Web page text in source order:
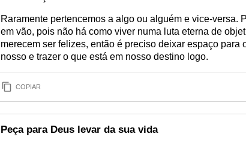
Raramente pertencemos a algo ou alguém e vice-versa.
em vão, pois não há como viver numa luta eterna de
merecem ser felizes, então é preciso deixar espaço para
nosso e trazer o que está em nosso destino logo.
COPIAR
Peça para Deus levar da sua vida